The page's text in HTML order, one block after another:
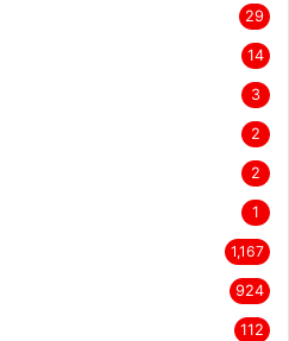
29
14
3
2
2
1
1,167
924
112